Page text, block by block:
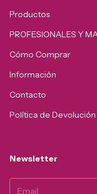
Productos
PROFESIONALES Y
Cómo Comprar
Información
Contacto
Política de Devolución
Newsletter